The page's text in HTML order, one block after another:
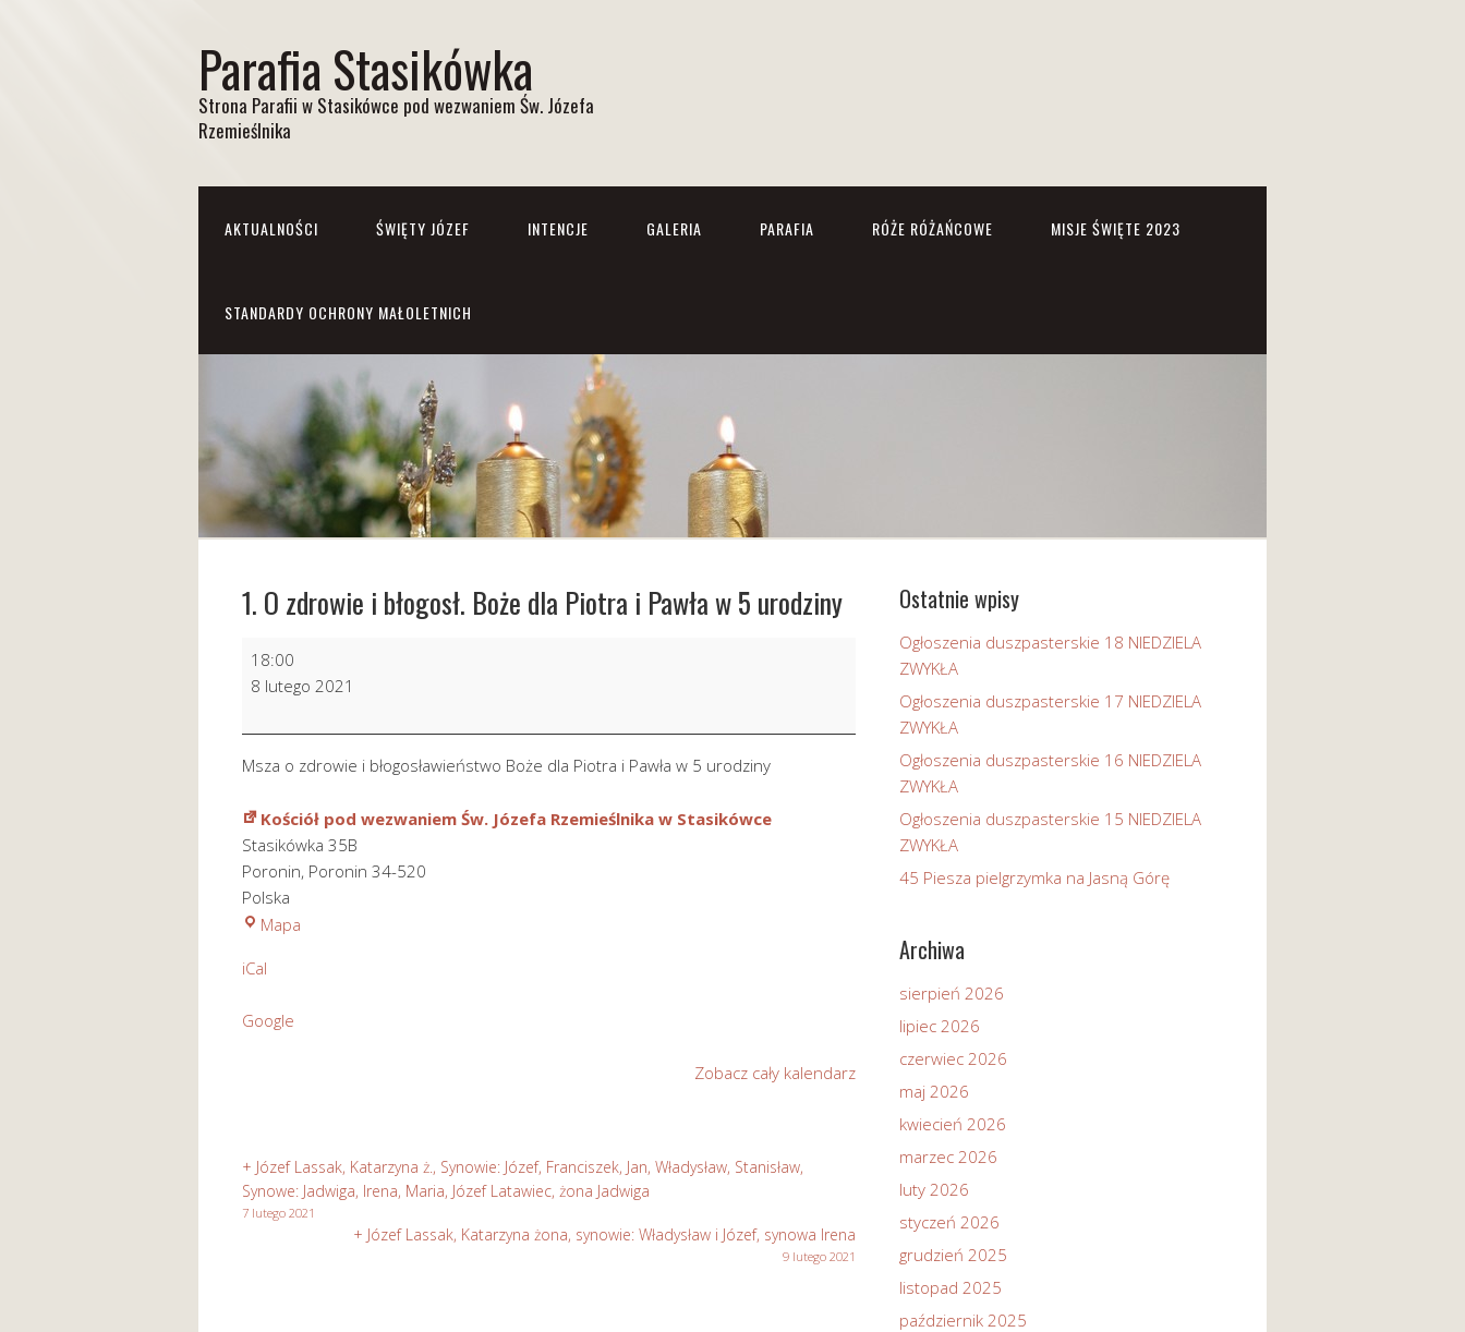
Parafia Stasikówka
Strona Parafii w Stasikówce pod wezwaniem Św. Józefa
Rzemieślnika
AKTUALNOŚCI ŚWIĘTY JÓZEF INTENCJE GALERIA PARAFIA RÓŻE RÓŻAŃCOWE MISJE ŚWIĘTE 2023
STANDARDY OCHRONY MAŁOLETNICH
1. O zdrowie i błogosł. Boże dla Piotra i Pawła w 5 urodziny
1.
O
zdrowie
i
błogosł.
dla
w
urodziny
18:00
8 lutego 2021
Msza o zdrowie i błogosławieństwo Boże dla Piotra i Pawła w 5 urodziny
Kościół pod wezwaniem Św. Józefa Rzemieślnika w Stasikówce
Stasikówka 35B
Poronin, Poronin 34-520
Polska
Mapa
iCal
Google
Zobacz cały kalendarz
+ Józef Lassak, Katarzyna ż., Synowie: Józef, Franciszek, Jan, Władysław, Stanisław,
Synowe: Jadwiga, Irena, Maria, Józef Latawiec, żona Jadwiga
7 lutego 2021
+ Józef Lassak, Katarzyna żona, synowie: Władysław i Józef, synowa Irena
9 lutego 2021
Ostatnie wpisy
Ogłoszenia duszpasterskie 18 NIEDZIELA
ZWYKŁA
Ogłoszenia duszpasterskie 17 NIEDZIELA
ZWYKŁA
Ogłoszenia duszpasterskie 16 NIEDZIELA
ZWYKŁA
Ogłoszenia duszpasterskie 15 NIEDZIELA
ZWYKŁA
45 Piesza pielgrzymka na Jasną Górę
Archiwa
sierpień 2026
lipiec 2026
czerwiec 2026
maj 2026
kwiecień 2026
marzec 2026
luty 2026
styczeń 2026
grudzień 2025
listopad 2025
październik 2025